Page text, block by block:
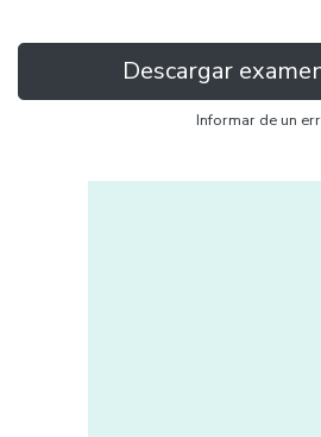
Descargar
Informar de un